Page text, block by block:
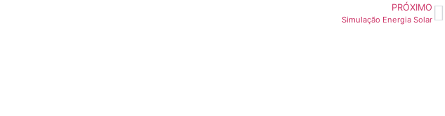
PRÓXIMO
Simulação Energia Solar